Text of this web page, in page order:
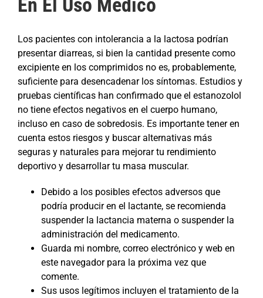
En El Uso Médico
Los pacientes con intolerancia a la lactosa podrían
presentar diarreas, si bien la cantidad presente como
excipiente en los comprimidos no es, probablemente,
suficiente para desencadenar los síntomas. Estudios y
pruebas científicas han confirmado que el estanozolol
no tiene efectos negativos en el cuerpo humano,
incluso en caso de sobredosis. Es importante tener en
cuenta estos riesgos y buscar alternativas más
seguras y naturales para mejorar tu rendimiento
deportivo y desarrollar tu masa muscular.
Debido a los posibles efectos adversos que
podría producir en el lactante, se recomienda
suspender la lactancia materna o suspender la
administración del medicamento.
Guarda mi nombre, correo electrónico y web en
este navegador para la próxima vez que
comente.
Sus usos legítimos incluyen el tratamiento de la